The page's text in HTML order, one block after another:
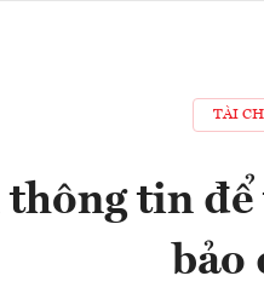
TÀI
tin để
bảo